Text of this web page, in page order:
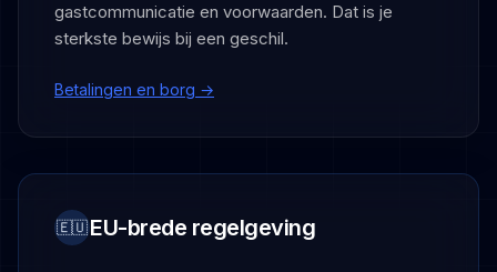
gastcommunicatie en voorwaarden. Dat is je
sterkste bewijs bij een geschil.
Betalingen en borg →
🇪🇺EU-brede regelgeving